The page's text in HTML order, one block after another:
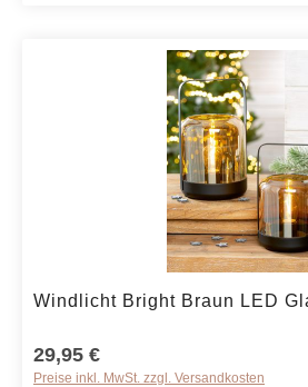
Produkt Anzahl: Gib
Windlicht Bright Braun LED
29,95 €
Preise inkl. MwSt. zzgl. Versandkosten